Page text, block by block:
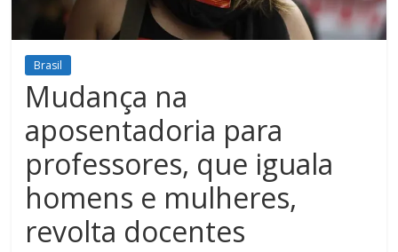
Figueiredo
Brasil
Mudança na
aposentadoria para
professores, que iguala
homens e mulheres,
revolta docentes